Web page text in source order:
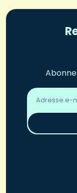
Adresse
email